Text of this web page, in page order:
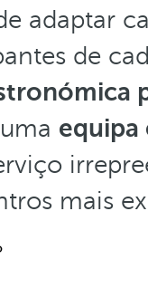
adaptar
de
equipa
mais